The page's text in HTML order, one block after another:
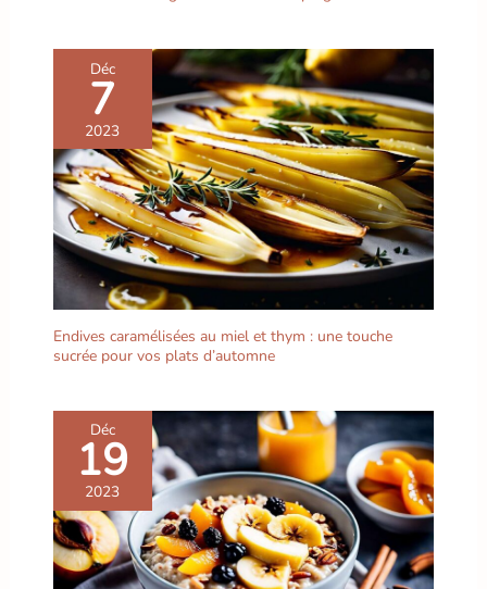
la lumière pour préserver
longtemps sa puissance
aromatique et sa qualité
gastronomique intacte.
Déc
7
2023
Endives caramélisées au miel et thym : une touche
sucrée pour vos plats d’automne
Déc
19
2023